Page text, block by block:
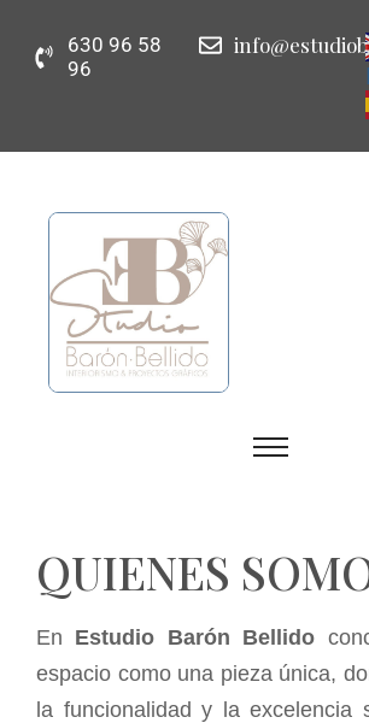
630 96 58
96
QUIENES
En Estudio Barón Bellido
espacio como una pieza única,
la funcionalidad y la excelencia